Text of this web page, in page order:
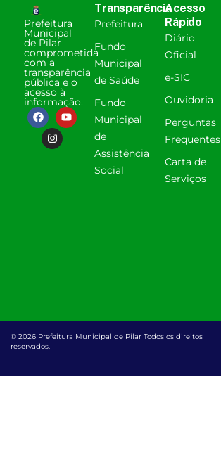
Prefeitura
Municipal
de Pilar
comprometida
com a
transparência
pública e o
acesso à
informação.
Transparência
Prefeitura
Fundo
Municipal
de Saúde
Fundo
Municipal
de
Assistência
Social
Acesso
Rápido
Diário
Oficial
e-SIC
Ouvidoria
Perguntas
Frequentes
Carta de
Serviços
© 2026 Prefeitura Municipal de Pilar Todos os direitos
reservados.